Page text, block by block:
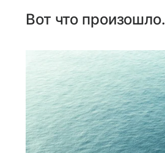
Вот что произошло.